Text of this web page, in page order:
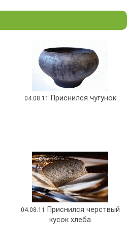
04.08.11 Приснился чугунок
04.08.11
Приснился черствый
кусок хлеба